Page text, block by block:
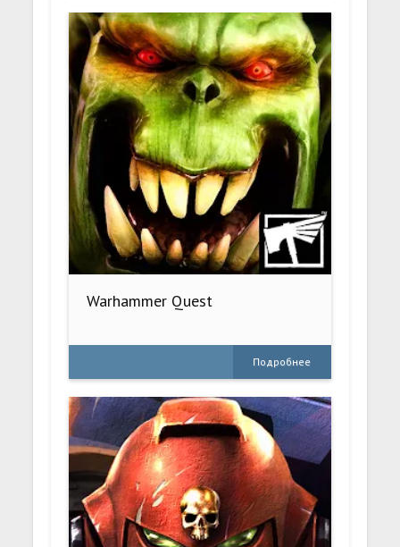
Warhammer Quest
Подробнее